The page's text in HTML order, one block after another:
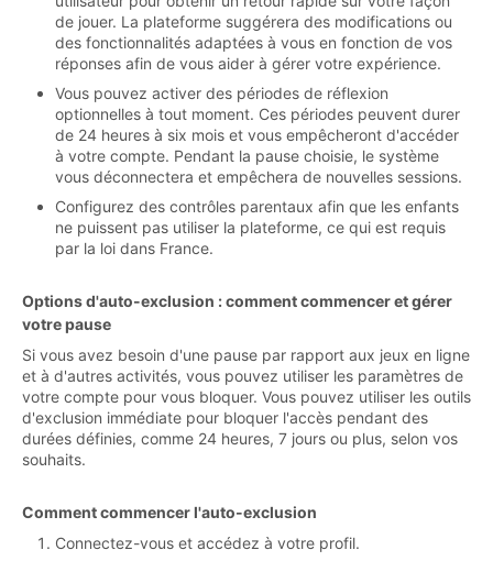
de jouer. La plateforme suggérera des modifications ou
des fonctionnalités adaptées à vous en fonction de vos
réponses afin de vous aider à gérer votre expérience.
Vous pouvez activer des périodes de réflexion
optionnelles à tout moment. Ces périodes peuvent durer
de 24 heures à six mois et vous empêcheront d'accéder
à votre compte. Pendant la pause choisie, le système
vous déconnectera et empêchera de nouvelles sessions.
Configurez des contrôles parentaux afin que les enfants
ne puissent pas utiliser la plateforme, ce qui est requis
par la loi dans France.
Options d'auto-exclusion : comment commencer et gérer
votre pause
Si vous avez besoin d'une pause par rapport aux jeux en ligne
et à d'autres activités, vous pouvez utiliser les paramètres de
votre compte pour vous bloquer. Vous pouvez utiliser les outils
d'exclusion immédiate pour bloquer l'accès pendant des
durées définies, comme 24 heures, 7 jours ou plus, selon vos
souhaits.
Comment commencer l'auto-exclusion
Connectez-vous et accédez à votre profil.